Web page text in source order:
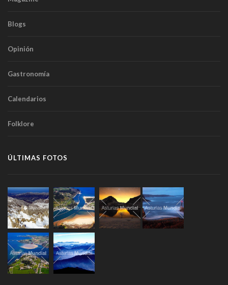
Blogs
Opinión
Gastronomía
Calendarios
Folklore
ÚLTIMAS FOTOS